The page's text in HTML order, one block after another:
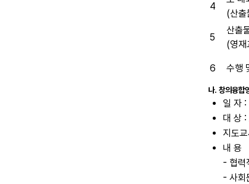
4
(산출
5
산출
(영재
6 수행
나. 창의융합
일 자
대 상
지도
내 용
- 협력
- 사회